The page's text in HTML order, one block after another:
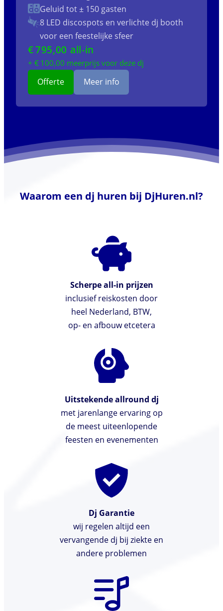
Geluid tot ± 150 gasten
8 LED discospots en verlichte dj booth
voor een feestelijke sfeer
€795,00 all-in
+ € 100,00 meerprijs voor deze dj
Offerte Meer info
Waarom een dj huren bij DjHuren.nl?
Scherpe all-in prijzen
inclusief reiskosten door
heel Nederland, BTW,
op- en afbouw etcetera
Uitstekende allround dj
met jarenlange ervaring op
de meest uiteenlopende
feesten en evenementen
Dj Garantie
wij regelen altijd een
vervangende dj bij ziekte en
andere problemen